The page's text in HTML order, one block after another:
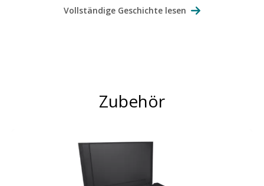
Vollständige Geschichte lesen
Zubehör